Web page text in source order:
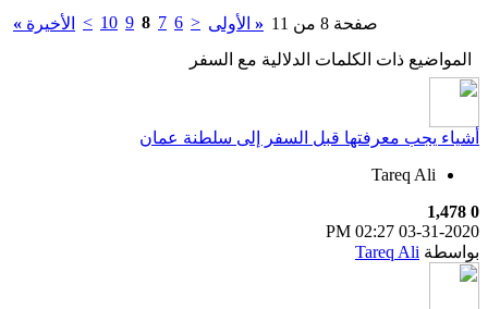
صفحة 8 من 11 « الأولى <
6
7
8
9
10
> الأخيرة »
المواضيع ذات الكلمات الدلالية مع السفر
أشياء يجب معرفتها قبل السفر إلى سلطنة عمان
Tareq Ali
0
1,478
03-31-2020
02:27 PM
بواسطة Tareq Ali